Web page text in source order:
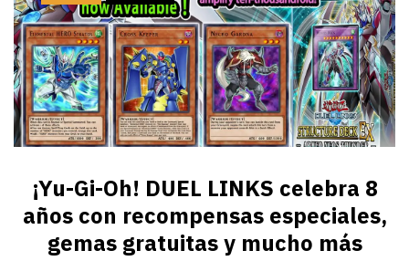
¡Yu-Gi-Oh! DUEL LINKS celebra 8
años con recompensas especiales,
gemas gratuitas y mucho más